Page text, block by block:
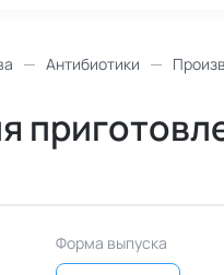
Антибиотики
Форма выпуска